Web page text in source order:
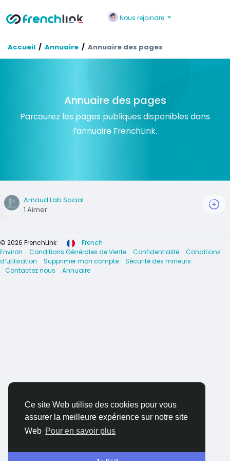
Ce site Web utilise des cookies pour vous
assurer la meilleure expérience sur notre site
Web Pour en savoir plus
Nous rejoindre
Accueil Annuaire Annuaire des pages
Annuaire des pages
Parcourez les pages publiques disponibles dans
l’annuaire FrenchLink.
Arnaud Lab Social
1 Aimer
© 2026 FrenchLink
French
Environ
Conditions Générales de Vente Confidentialité
Conditions
d’utilisation
Supprimer mon compte
Sécurité des mineurs
Contactez nous
Annuaire